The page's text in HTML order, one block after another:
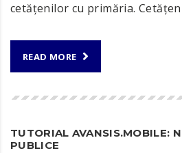
cetățenilor cu primăria.
READ MORE
TUTORIAL AVANSIS.MOBILE:
PUBLICE